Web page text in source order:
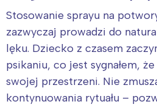
Stosowanie sprayu na
zazwyczaj prowadzi do
lęku. Dziecko z czasem
psikaniu, co jest sygnałem,
swojej przestrzeni. Nie
kontynuowania rytuału –